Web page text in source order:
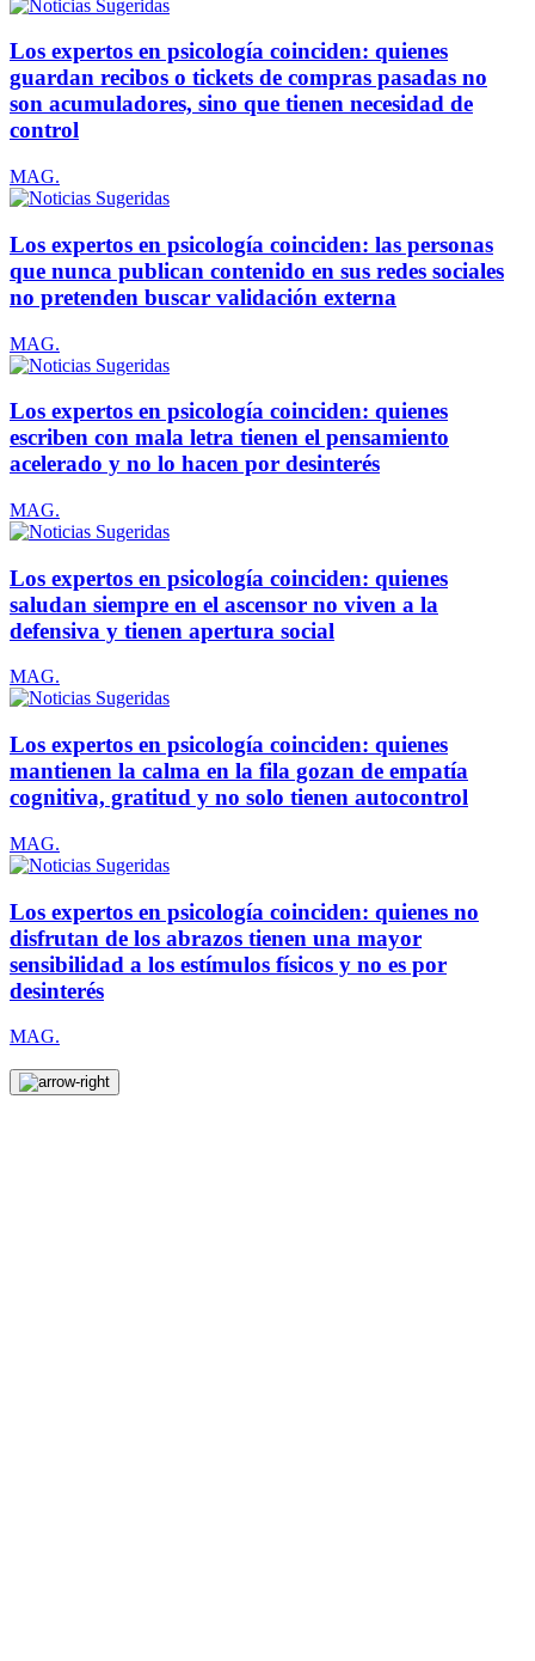
Los expertos en psicología coinciden: quienes
guardan recibos o tickets de compras pasadas no
son acumuladores, sino que tienen necesidad de
control
MAG.
Los expertos en psicología coinciden: las personas
que nunca publican contenido en sus redes sociales
no pretenden buscar validación externa
MAG.
Los expertos en psicología coinciden: quienes
escriben con mala letra tienen el pensamiento
acelerado y no lo hacen por desinterés
MAG.
Los expertos en psicología coinciden: quienes
saludan siempre en el ascensor no viven a la
defensiva y tienen apertura social
MAG.
Los expertos en psicología coinciden: quienes
mantienen la calma en la fila gozan de empatía
cognitiva, gratitud y no solo tienen autocontrol
MAG.
Los expertos en psicología coinciden: quienes no
disfrutan de los abrazos tienen una mayor
sensibilidad a los estímulos físicos y no es por
desinterés
MAG.